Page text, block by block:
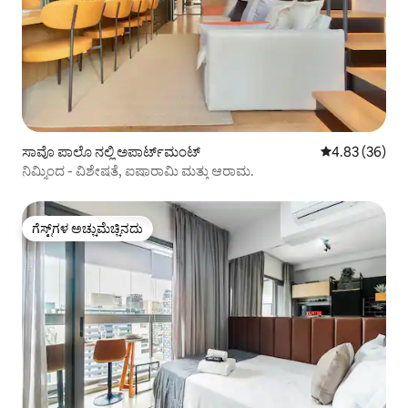
ಸಾವೊ ಪಾಲೊ ನಲ್ಲಿ ಅಪಾರ್ಟ್‌ಮಂಟ್ 5 ರಲ್ಲಿ 4.83
4.83 (36)
ನಿಮ್ಮಿಂದ - ವಿಶೇಷತೆ, ಐಷಾರಾಮಿ ಮತ್ತು ಆರಾಮ.
ಗೆಸ್ಟ್‌ಗಳ ಅಚ್ಚುಮೆಚ್ಚಿನದು
ಗೆಸ್ಟ್‌ಗಳ ಅಚ್ಚುಮೆಚ್ಚಿನದು